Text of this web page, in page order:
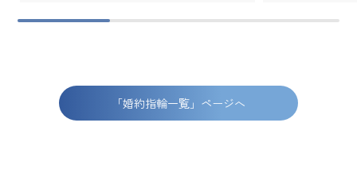
「婚約指輪一覧」ページへ